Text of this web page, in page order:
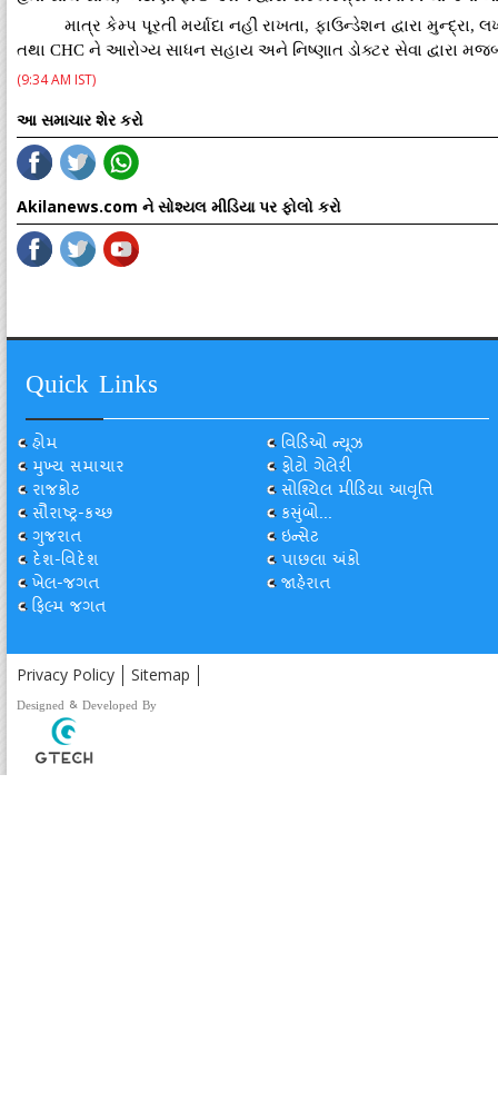
માત્ર કેમ્પ પૂરતી મર્યાદા નહીં રાખતા, ફાઉન્ડેશન દ્વારા
તથા CHC ને આરોગ્ય સાધન સહાય અને નિષ્ણાત ડોક્ટર સેવા દ્વારા
(9:34 AM IST)
આ સમાચાર શેર કરો
Akilanews.com ને સોશ્યલ મીડિયા પર ફોલો કરો
Quick Links
હોમ
મુખ્ય સમાચાર
રાજકોટ
સૌરાષ્ટ્ર-કચ્છ
ગુજરાત
દેશ-વિદેશ
ખેલ-જગત
ફિલ્મ જગત
વિડિઓ ન્યૂઝ
ફોટો ગેલેરી
સોશ્યિલ મીડિયા આવૃત્તિ
કસુંબો...
ઇન્સેટ
પાછલા અંકો
જાહેરાત
Privacy Policy Sitemap
Designed & Developed By